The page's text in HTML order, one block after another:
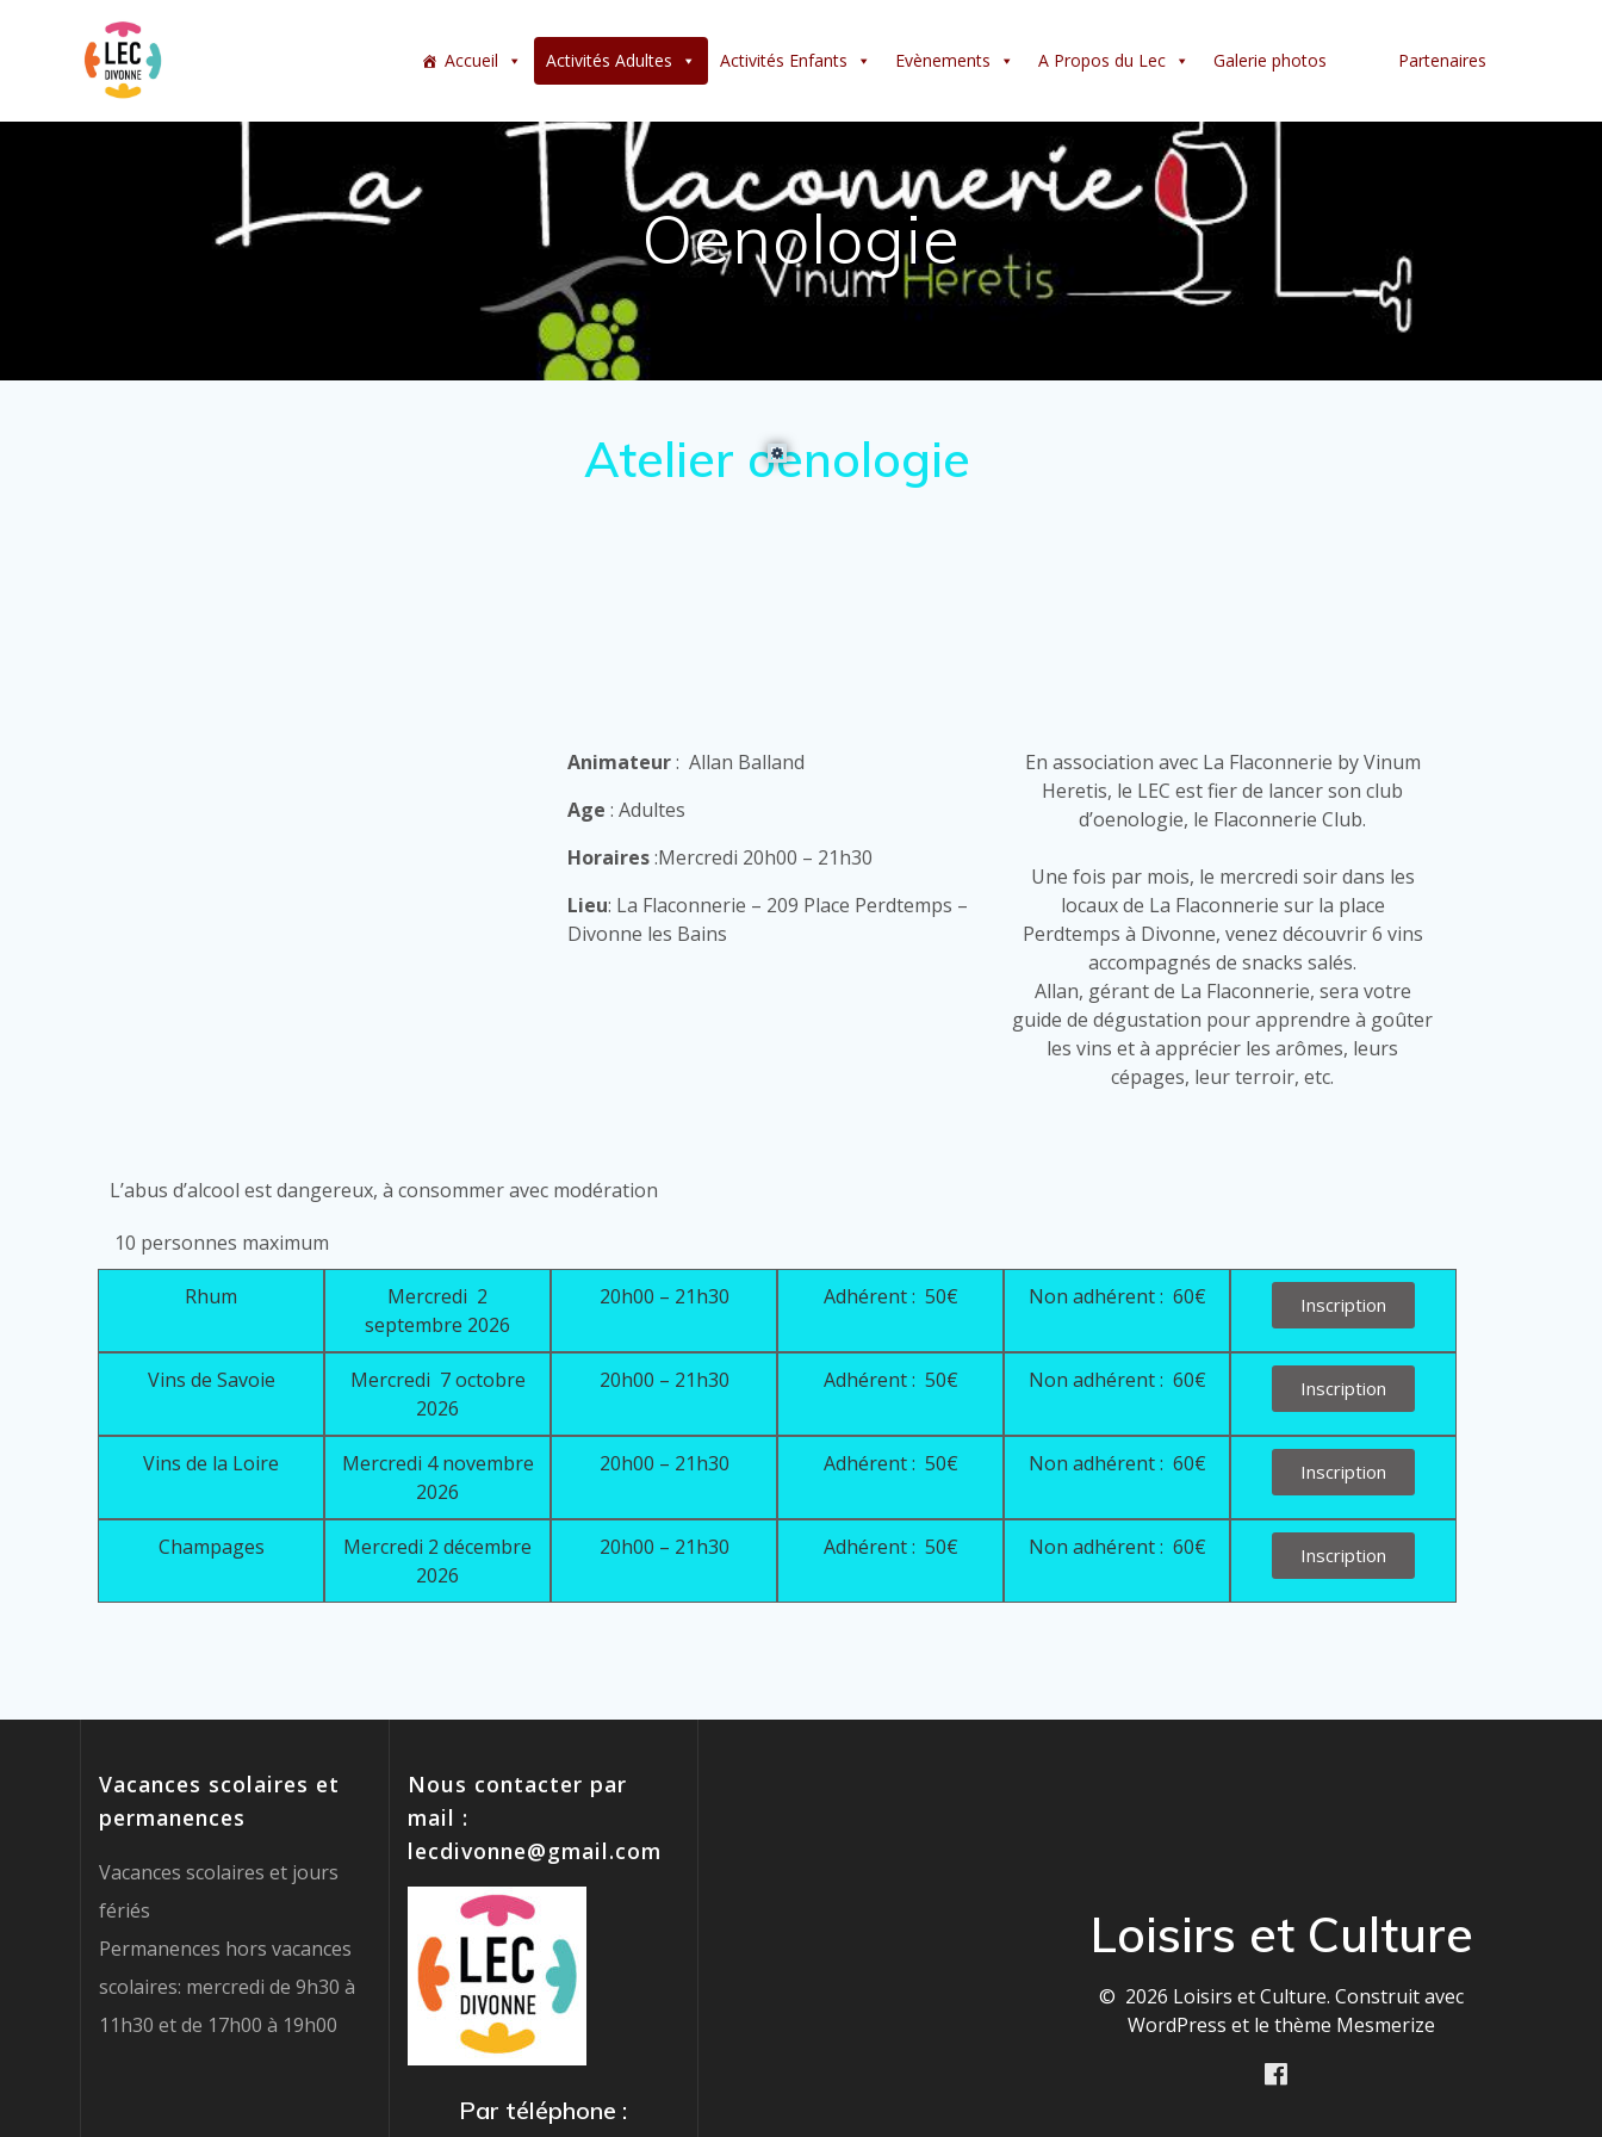
Accueil Activités Adultes Activités Enfants Evènements A Propos du Lec Galerie photos Partenaires
Oenologie
Atelier oenologie
Animateur: Allan Balland
Age : Adultes
Horaires:Mercredi 20h00 – 21h30
Lieu: La Flaconnerie – 209 Place Perdtemps –
Divonne les Bains
En association avec La Flaconnerie by Vinum
Heretis, le LEC est fier de lancer son club
d’oenologie, le Flaconnerie Club.
Une fois par mois, le mercredi soir dans les
locaux de La Flaconnerie sur la place
Perdtemps à Divonne, venez découvrir 6 vins
accompagnés de snacks salés.
Allan, gérant de La Flaconnerie, sera votre
guide de dégustation pour apprendre à goûter
les vins et à apprécier les arômes, leurs
cépages, leur terroir, etc.
L’abus d’alcool est dangereux, à consommer avec modération
10 personnes maximum
Rhum
Mercredi 2
septembre 2026
20h00 – 21h30 Adhérent : 50€ Non adhérent : 60€ Inscription
Vins de Savoie
Mercredi 7 octobre
2026
20h00 – 21h30 Adhérent : 50€ Non adhérent : 60€ Inscription
Vins de la Loire
Mercredi 4 novembre
2026
20h00 – 21h30 Adhérent : 50€ Non adhérent : 60€ Inscription
Champages
Mercredi 2 décembre
2026
20h00 – 21h30 Adhérent : 50€ Non adhérent : 60€ Inscription
Vacances scolaires et
permanences
Vacances scolaires et jours
fériés
Permanences hors vacances
scolaires: mercredi de 9h30 à
11h30 et de 17h00 à 19h00
Nous contacter par
mail :
lecdivonne@gmail.com
Par téléphone :
Loisirs et Culture
© 2026 Loisirs et Culture. Construit avec
WordPress et lethème Mesmerize